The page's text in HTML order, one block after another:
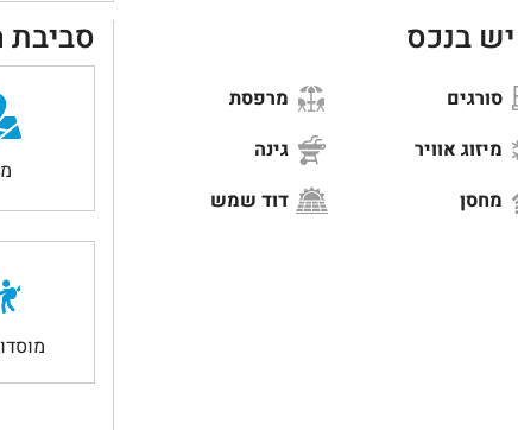
בנכס
סורגים
מרפסת
מיזוג אוויר
גינה
מחסן
דוד שמש
סביבת